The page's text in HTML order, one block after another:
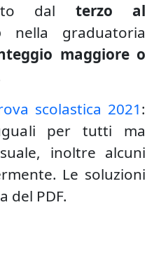
dal terzo al
nella graduatoria
maggiore o
scolastica 2021:
per tutti ma
inoltre alcuni
Le soluzioni
del PDF.